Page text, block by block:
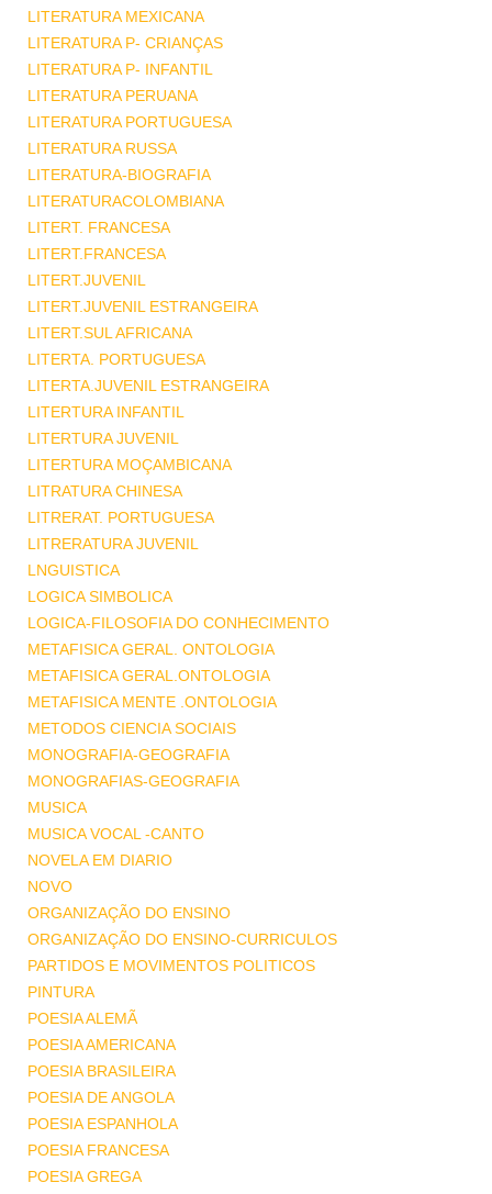
LITERATURA MEXICANA
LITERATURA P- CRIANÇAS
LITERATURA P- INFANTIL
LITERATURA PERUANA
LITERATURA PORTUGUESA
LITERATURA RUSSA
LITERATURA-BIOGRAFIA
LITERATURACOLOMBIANA
LITERT. FRANCESA
LITERT.FRANCESA
LITERT.JUVENIL
LITERT.JUVENIL ESTRANGEIRA
LITERT.SUL AFRICANA
LITERTA. PORTUGUESA
LITERTA.JUVENIL ESTRANGEIRA
LITERTURA INFANTIL
LITERTURA JUVENIL
LITERTURA MOÇAMBICANA
LITRATURA CHINESA
LITRERAT. PORTUGUESA
LITRERATURA JUVENIL
LNGUISTICA
LOGICA SIMBOLICA
LOGICA-FILOSOFIA DO CONHECIMENTO
METAFISICA GERAL. ONTOLOGIA
METAFISICA GERAL.ONTOLOGIA
METAFISICA MENTE .ONTOLOGIA
METODOS CIENCIA SOCIAIS
MONOGRAFIA-GEOGRAFIA
MONOGRAFIAS-GEOGRAFIA
MUSICA
MUSICA VOCAL -CANTO
NOVELA EM DIARIO
NOVO
ORGANIZAÇÃO DO ENSINO
ORGANIZAÇÃO DO ENSINO-CURRICULOS
PARTIDOS E MOVIMENTOS POLITICOS
PINTURA
POESIA ALEMÃ
POESIA AMERICANA
POESIA BRASILEIRA
POESIA DE ANGOLA
POESIA ESPANHOLA
POESIA FRANCESA
POESIA GREGA